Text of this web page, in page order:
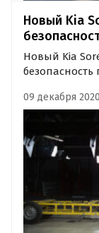
Новый Kia
Новый Kia
безопасность
Sorento
версия с
09 декабря